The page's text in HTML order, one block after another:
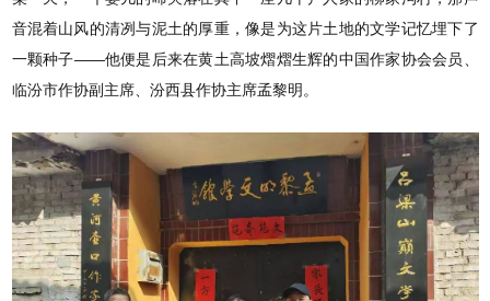
音混着山风的清冽与泥土的厚重，像是为这片土地的文学记忆埋下了
一颗种子——他便是后来在黄土高坡熠熠生辉的中国作家协会会员、
临汾市作协副主席、汾西县作协主席孟黎明。